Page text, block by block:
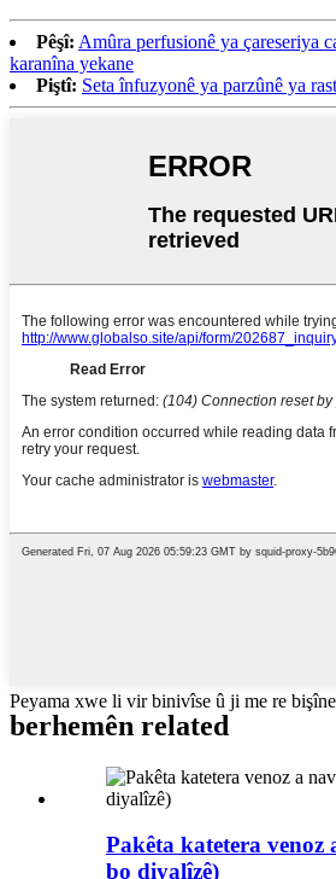
Pêşî: Amûra perfusionê ya çareseriya
karanîna yekane
Piştî: Seta înfuzyonê ya parzûnê ya
Peyama xwe li vir binivîse û ji me re bişîne
berhemên related
Pakêta katetera venoz
bo diyalîzê)